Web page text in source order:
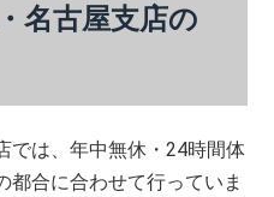
名古屋支店の
では、年中無休・24時間体
都合に合わせて行っていま